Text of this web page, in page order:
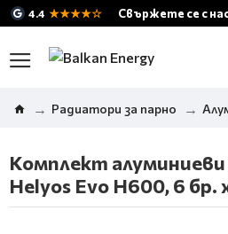
4.4 ★★★★☆ Свържете се с
Радиатори за парно
Комплект
Helyos Evo H600, 6 бр.